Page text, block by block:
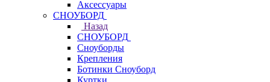
Аксессуары
СНОУБОРД
Назад
СНОУБОРД
Сноуборды
Крепления
Ботинки Сноуборд
Куртки